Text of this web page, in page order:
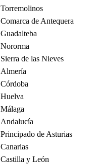
Torremolinos
Comarca de Antequera
Guadalteba
Nororma
Sierra de las Nieves
Almería
Córdoba
Huelva
Málaga
Andalucía
Principado de Asturias
Canarias
Castilla y León